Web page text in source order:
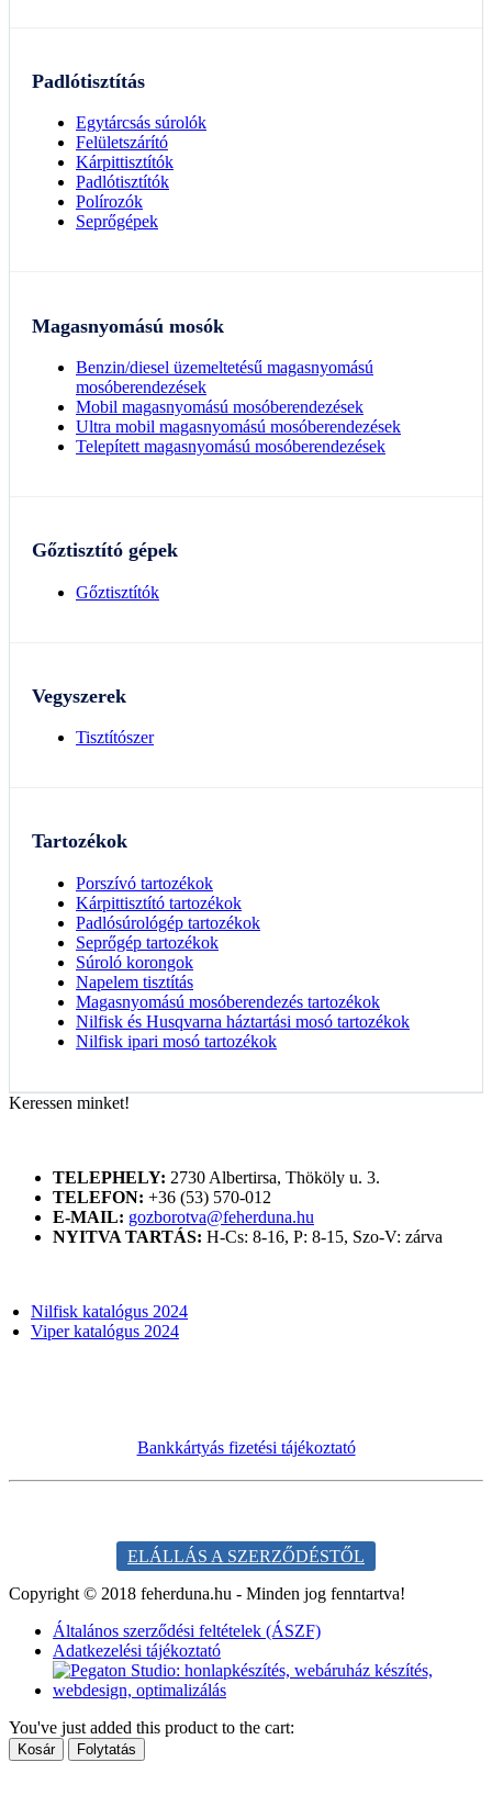
Padlótisztítás
Egytárcsás súrolók
Felületszárító
Kárpittisztítók
Padlótisztítók
Polírozók
Seprőgépek
Magasnyomású mosók
Benzin/diesel üzemeltetésű magasnyomású
mosóberendezések
Mobil magasnyomású mosóberendezések
Ultra mobil magasnyomású mosóberendezések
Telepített magasnyomású mosóberendezések
Gőztisztító gépek
Gőztisztítók
Vegyszerek
Tisztítószer
Tartozékok
Porszívó tartozékok
Kárpittisztító tartozékok
Padlósúrológép tartozékok
Seprőgép tartozékok
Súroló korongok
Napelem tisztítás
Magasnyomású mosóberendezés tartozékok
Nilfisk és Husqvarna háztartási mosó tartozékok
Nilfisk ipari mosó tartozékok
Keressen minket!
TELEPHELY: 2730 Albertirsa, Thököly u. 3.
TELEFON: +36 (53) 570-012
E-MAIL: gozborotva@feherduna.hu
NYITVA TARTÁS: H-Cs: 8-16, P: 8-15, Szo-V: zárva
Nilfisk katalógus 2024
Viper katalógus 2024
Bankkártyás fizetési tájékoztató
ELÁLLÁS A SZERZŐDÉSTŐL
Copyright © 2018 feherduna.hu - Minden jog fenntartva!
Általános szerződési feltételek (ÁSZF)
Adatkezelési tájékoztató
You've just added this product to the cart:
Kosár Folytatás